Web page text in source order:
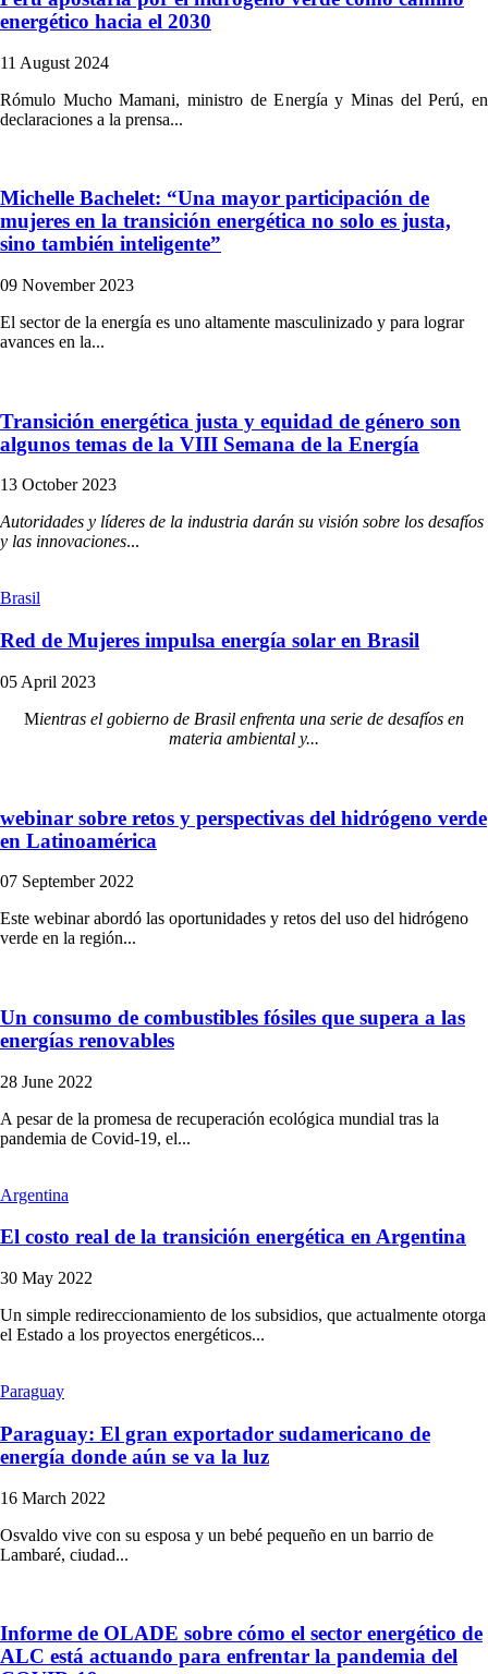
energético hacia el 2030
11 August 2024
Rómulo Mucho Mamani, ministro de Energía y Minas del Perú, en
declaraciones a la prensa...
Michelle Bachelet: “Una mayor participación de
mujeres en la transición energética no solo es justa,
sino también inteligente”
09 November 2023
El sector de la energía es uno altamente masculinizado y para lograr
avances en la...
Transición energética justa y equidad de género son
algunos temas de la VIII Semana de la Energía
13 October 2023
Autoridades y líderes de la industria darán su visión sobre los desafíos
y las innovaciones...
Brasil
Red de Mujeres impulsa energía solar en Brasil
05 April 2023
Mientras el gobierno de Brasil enfrenta una serie de desafíos en
materia ambiental y...
webinar sobre retos y perspectivas del hidrógeno verde
en Latinoamérica
07 September 2022
Este webinar abordó las oportunidades y retos del uso del hidrógeno
verde en la región...
Un consumo de combustibles fósiles que supera a las
energías renovables
28 June 2022
A pesar de la promesa de recuperación ecológica mundial tras la
pandemia de Covid-19, el...
Argentina
El costo real de la transición energética en Argentina
30 May 2022
Un simple redireccionamiento de los subsidios, que actualmente otorga
el Estado a los proyectos energéticos...
Paraguay
Paraguay: El gran exportador sudamericano de
energía donde aún se va la luz
16 March 2022
Osvaldo vive con su esposa y un bebé pequeño en un barrio de
Lambaré, ciudad...
Informe de OLADE sobre cómo el sector energético de
ALC está actuando para enfrentar la pandemia del